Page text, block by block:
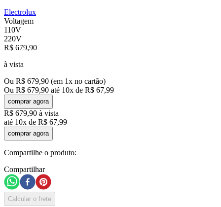
Electrolux
Voltagem
110V
220V
R$ 679,90
à vista
Ou R$ 679,90 (em 1x no cartão)
Ou R$ 679,90 até 10x de R$ 67,99
comprar agora
R$ 679,90 à vista
até 10x de R$ 67,99
comprar agora
Compartilhe o produto:
Compartilhar
Calcular o frete